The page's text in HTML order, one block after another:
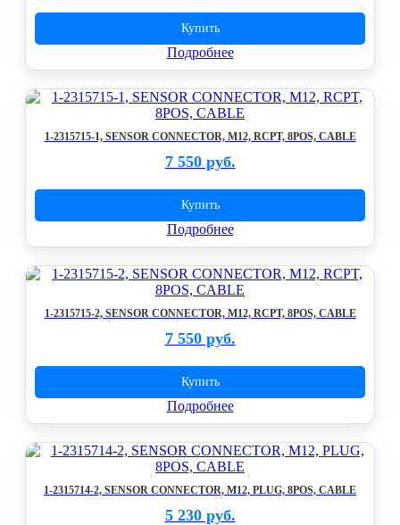
Купить
Подробнее
1-2315715-1, SENSOR CONNECTOR, M12, RCPT, 8POS, CABLE
7 550 руб.
Купить
Подробнее
1-2315715-2, SENSOR CONNECTOR, M12, RCPT, 8POS, CABLE
7 550 руб.
Купить
Подробнее
1-2315714-2, SENSOR CONNECTOR, M12, PLUG, 8POS, CABLE
5 230 руб.